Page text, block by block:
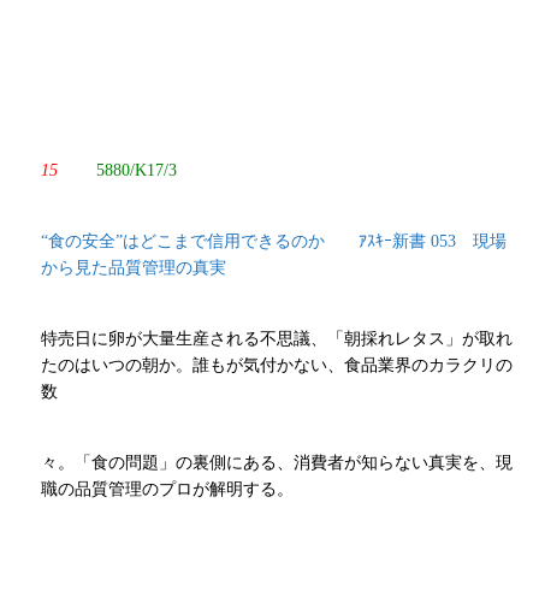
15 5880/K17/3
“食の安全”はどこまで信用できるのか ｱｽｷｰ新書 053 現場
から見た品質管理の真実
特売日に卵が大量生産される不思議、「朝採れレタス」が取れ
たのはいつの朝か。誰もが気付かない、食品業界のカラクリの
数
々。「食の問題」の裏側にある、消費者が知らない真実を、現
職の品質管理のプロが解明する。